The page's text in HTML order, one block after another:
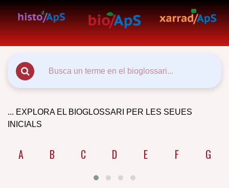
... EXPLORA EL BIOGLOSSARI PER LES SEUES
INICIALS
A B C D E F G